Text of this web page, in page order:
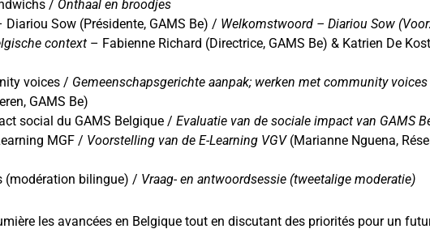
/ Onthaal en broodjes
Sow (Présidente, GAMS Be) / Welkomstwoord – Diariou Sow
context – Fabienne Richard (Directrice, GAMS Be) & Katrien De
voices / Gemeenschapsgerichte aanpak; werken met community voices
GAMS Be)
social du GAMS Belgique / Evaluatie van de sociale impact van GAMS
MGF / Voorstelling van de E-Learning VGV(Marianne Nguena,
(modération bilingue) / Vraag- en antwoordsessie (tweetalige moderatie)
les avancées en Belgique tout en discutant des priorités pour un